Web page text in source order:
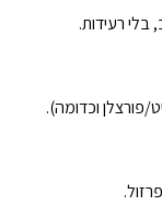
רעידות.
פורצלן וכדומה).